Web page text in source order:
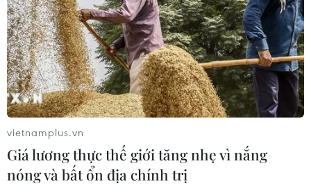
14/11/2016 00:03
Các lực lượng Iraq đang phải đối mặt với làn sóng
đánh bom liều chết của các tay súng thuộc nhóm khủng
bố Nhà nước Hồi giáo (IS) tự xưng khi họ nỗ lực tiến sâu
hơn vào thành phố Mosul.
vietnamplus.vn
Giá lương thực thế giới tăng nhẹ vì nắng
nóng và bất ổn địa chính trị